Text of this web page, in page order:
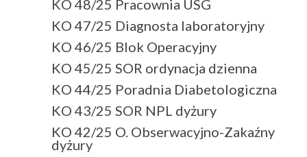
KO 48/25 Pracownia USG
KO 47/25 Diagnosta laboratoryjny
KO 46/25 Blok Operacyjny
KO 45/25 SOR ordynacja dzienna
KO 44/25 Poradnia Diabetologiczna
KO 43/25 SOR NPL dyżury
KO 42/25 O. Obserwacyjno-Zakaźny
dyżury